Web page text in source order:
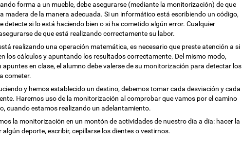
forma a un mueble, debe asegurarse (mediante la monitorización) de que
madera de la manera adecuada. Si un informático está escribiendo un código,
detecte si lo está haciendo bien o si ha cometido algún error. Cualquier
de que está realizando correctamente su labor.
realizando una operación matemática, es necesario que preste atención a si
los cálculos y apuntando los resultados correctamente. Del mismo modo,
en clase, el alumno debe valerse de su monitorización para detectar los
cometer.
y hemos establecido un destino, debemos tomar cada desviación y cada
Haremos uso de la monitorización al comprobar que vamos por el camino
cuando estamos realizando un adelantamiento.
la monitorización en un montón de actividades de nuestro día a día: hacer la
deporte, escribir, cepillarse los dientes o vestirnos.